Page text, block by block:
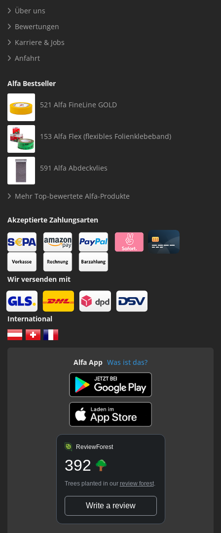
Über uns
Bewertungen
Karriere & Jobs
Anfahrt
Alfa Bestseller
521 Alfa FineLine GOLD
153 Alfa Flex (flexibles Folienklebeband)
591 Alfa Abdeckvlies
Mehr Top-bewertete Alfa-Produkte
Akzeptierte Zahlungsarten
Wir versenden mit
International
Alfa App Was ist das?
ReviewForest
392
Trees planted in our review forest.
Write a review